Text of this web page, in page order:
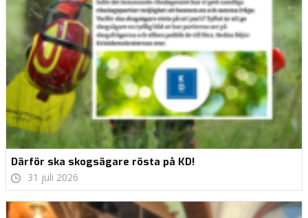
Därför ska skogsägare rösta på KD!
31 juli 2026